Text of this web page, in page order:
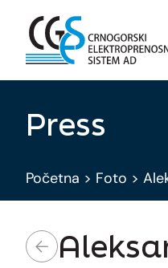
Press
Početna > Foto >